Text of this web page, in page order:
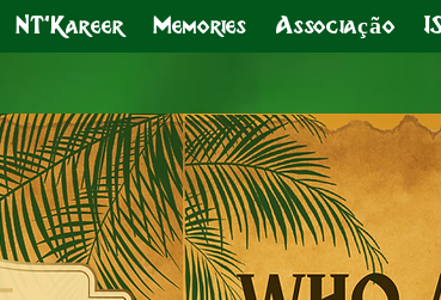
NT'Kareer Memories Associação